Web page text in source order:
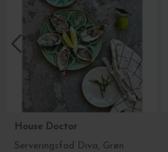
House Doctor
Serveringsfad Diva, Grøn